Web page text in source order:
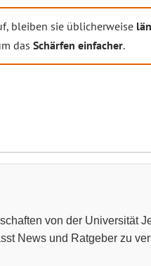
bleiben sie üblicherweise
das Schärfen einfacher.
von der Universität
News und Ratgeber zu